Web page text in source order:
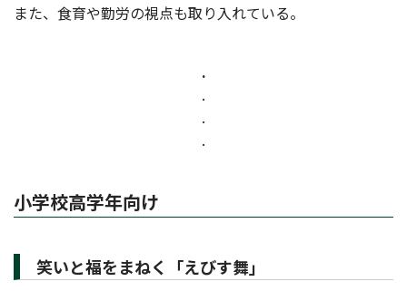
また、食育や勤労の視点も取り入れている。
.
.
.
.
小学校高学年向け
笑いと福をまねく「えびす舞」